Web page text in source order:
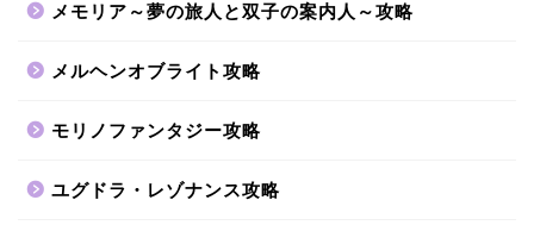
メモリア～夢の旅人と双子の案内人～攻略
メルヘンオブライト攻略
モリノファンタジー攻略
ユグドラ・レゾナンス攻略